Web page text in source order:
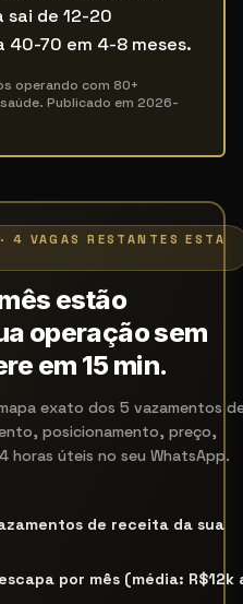
sai de 12-20
70 em 4-8 meses.
operando com 80+
Publicado em 2026-
4 VAGAS RESTANTES ESTA
estão
operação sem
em 15 min.
exato dos 5 vazamentos
posicionamento, preço,
horas úteis no seu WhatsApp.
de receita da sua
por mês (média: R$12k